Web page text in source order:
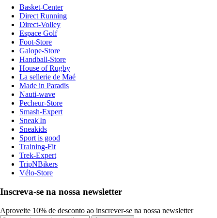
Basket-Center
Direct Running
Direct-Volley
Espace Golf
Foot-Store
Galope-Store
Handball-Store
House of Rugby
La sellerie de Maé
Made in Paradis
Nauti-wave
Pecheur-Store
Smash-Expert
Sneak'In
Sneakids
Sport is good
Training-Fit
Trek-Expert
TripNBikers
Vélo-Store
Inscreva-se na nossa newsletter
Aproveite 10% de desconto ao inscrever-se na nossa newsletter